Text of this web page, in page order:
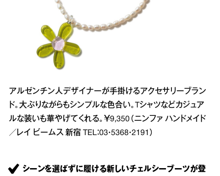
アルゼンチン人デザイナーが手掛けるアクセサリーブラン
ド。大ぶりながらもシンプルな色合い。Tシャツなどカジュア
ルな装いも華やげてくれる。￥9,350（ニンファ ハンドメイド
／レイ ビームス 新宿 TEL：03・5368・2191）
シーンを選ばずに履ける新しいチェルシーブーツが登